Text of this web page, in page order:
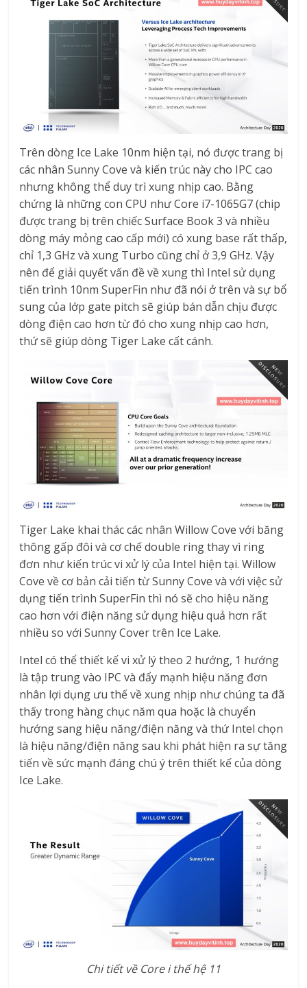
Trên dòng Ice Lake 10nm hiện tại, nó được trang bị
các nhân Sunny Cove và kiến trúc này cho IPC cao
nhưng không thể duy trì xung nhịp cao. Bằng
chứng là những con CPU như Core i7-1065G7 (chip
được trang bị trên chiếc Surface Book 3 và nhiều
dòng máy mỏng cao cấp mới) có xung base rất thấp,
chỉ 1,3 GHz và xung Turbo cũng chỉ ở 3,9 GHz. Vậy
nên để giải quyết vấn đề về xung thì Intel sử dụng
tiến trình 10nm SuperFin như đã nói ở trên và sự bổ
sung của lớp gate pitch sẽ giúp bán dẫn chịu được
dòng điện cao hơn từ đó cho xung nhịp cao hơn,
thứ sẽ giúp dòng Tiger Lake cất cánh.
Tiger Lake khai thác các nhân Willow Cove với băng
thông gấp đôi và cơ chế double ring thay vì ring
đơn như kiến trúc vi xử lý của Intel hiện tại. Willow
Cove về cơ bản cải tiến từ Sunny Cove và với việc sử
dụng tiến trình SuperFin thì nó sẽ cho hiệu năng
cao hơn với điện năng sử dụng hiệu quả hơn rất
nhiều so với Sunny Cover trên Ice Lake.
Intel có thể thiết kế vi xử lý theo 2 hướng, 1 hướng
là tập trung vào IPC và đẩy mạnh hiệu năng đơn
nhân lợi dụng ưu thế về xung nhịp như chúng ta đã
thấy trong hàng chục năm qua hoặc là chuyển
hướng sang hiệu năng/điện năng và thứ Intel chọn
là hiệu năng/điện năng sau khi phát hiện ra sự tăng
tiến về sức mạnh đáng chú ý trên thiết kế của dòng
Ice Lake.
Chi tiết về Core i thế hệ 11